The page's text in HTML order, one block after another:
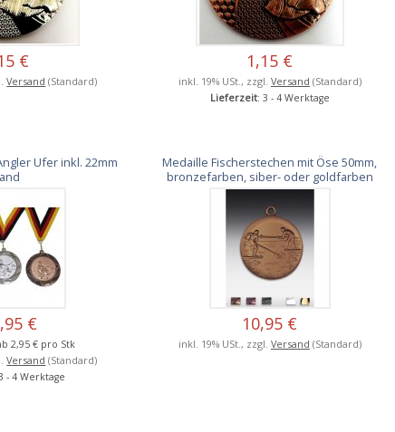
€
Versand (Standard)
1,15 €
inkl. 19% USt., zzgl. Versand (Standard)
Lieferzeit: 3 - 4 Werktage
Ufer inkl. 22mm
€
ab 2,95 € pro Stk
Versand (Standard)
- 4 Werktage
Medaille Fischerstechen mit Öse 50mm,
bronzefarben, siber- oder goldfarben
10,95 €
inkl. 19% USt., zzgl. Versand (Standard)